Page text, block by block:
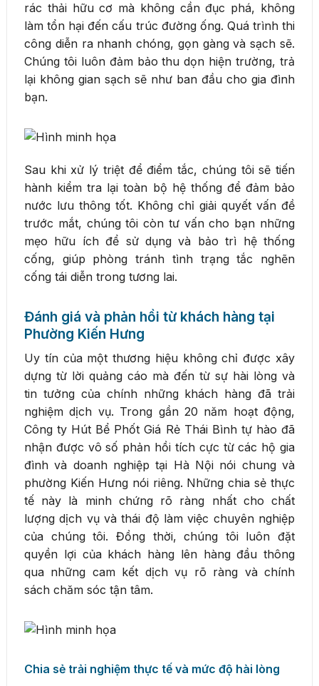
rác thải hữu cơ mà không cần đục phá, không
làm tổn hại đến cấu trúc đường ống. Quá trình thi
công diễn ra nhanh chóng, gọn gàng và sạch sẽ.
Chúng tôi luôn đảm bảo thu dọn hiện trường, trả
lại không gian sạch sẽ như ban đầu cho gia đình
bạn.
Sau khi xử lý triệt để điểm tắc, chúng tôi sẽ tiến
hành kiểm tra lại toàn bộ hệ thống để đảm bảo
nước lưu thông tốt. Không chỉ giải quyết vấn đề
trước mắt, chúng tôi còn tư vấn cho bạn những
mẹo hữu ích để sử dụng và bảo trì hệ thống
cống, giúp phòng tránh tình trạng tắc nghẽn
cống tái diễn trong tương lai.
Đánh giá và phản hồi từ khách hàng tại
Phường Kiến Hưng
Uy tín của một thương hiệu không chỉ được xây
dựng từ lời quảng cáo mà đến từ sự hài lòng và
tin tưởng của chính những khách hàng đã trải
nghiệm dịch vụ. Trong gần 20 năm hoạt động,
Công ty Hút Bể Phốt Giá Rẻ Thái Bình tự hào đã
nhận được vô số phản hồi tích cực từ các hộ gia
đình và doanh nghiệp tại Hà Nội nói chung và
phường Kiến Hưng nói riêng. Những chia sẻ thực
tế này là minh chứng rõ ràng nhất cho chất
lượng dịch vụ và thái độ làm việc chuyên nghiệp
của chúng tôi. Đồng thời, chúng tôi luôn đặt
quyền lợi của khách hàng lên hàng đầu thông
qua những cam kết dịch vụ rõ ràng và chính
sách chăm sóc tận tâm.
Chia sẻ trải nghiệm thực tế và mức độ hài lòng